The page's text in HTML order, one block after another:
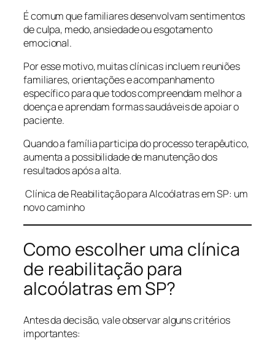
É comum que familiares desenvolvam sentimentos
de culpa, medo, ansiedade ou esgotamento
emocional.
Por esse motivo, muitas clínicas incluem reuniões
familiares, orientações e acompanhamento
específico para que todos compreendam melhor a
doença e aprendam formas saudáveis de apoiar o
paciente.
Quando a família participa do processo terapêutico,
aumenta a possibilidade de manutenção dos
resultados após a alta.
Clínica de Reabilitação para Alcoólatras em SP: um
novo caminho
Como escolher uma clínica
de reabilitação para
alcoólatras em SP?
Antes da decisão, vale observar alguns critérios
importantes: